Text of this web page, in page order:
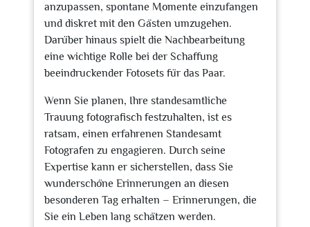
anzupassen, spontane Momente einzufangen
und diskret mit den Gästen umzugehen.
Darüber hinaus spielt die Nachbearbeitung
eine wichtige Rolle bei der Schaffung
beeindruckender Fotosets für das Paar.
Wenn Sie planen, Ihre standesamtliche
Trauung fotografisch festzuhalten, ist es
ratsam, einen erfahrenen Standesamt
Fotografen zu engagieren. Durch seine
Expertise kann er sicherstellen, dass Sie
wunderschöne Erinnerungen an diesen
besonderen Tag erhalten – Erinnerungen, die
Sie ein Leben lang schätzen werden.